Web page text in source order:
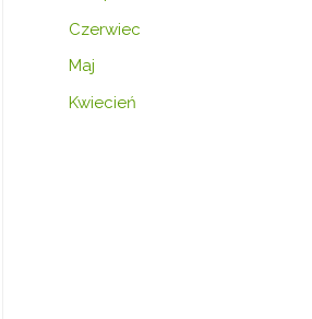
Czerwiec
Maj
Kwiecień